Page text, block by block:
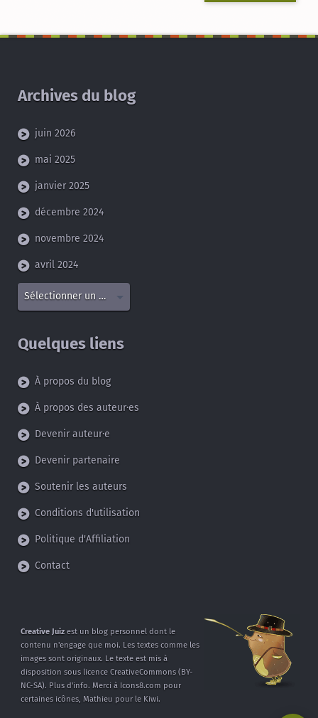
Archives du blog
juin 2026
mai 2025
janvier 2025
décembre 2024
novembre 2024
avril 2024
Sélectionner un mois
Quelques liens
À propos du blog
À propos des auteur·es
Devenir auteur·e
Devenir partenaire
Soutenir les auteurs
Conditions d'utilisation
Politique d'Affiliation
Contact
Creative Juizest un blog personnel dontle
contenu n'engage que moi. Les textes comme les
images sontoriginaux. Le texte est mis à
disposition sous licence CreativeCommons(BY-
NC-SA). Plus d'info. Merci à Icons8.com pour
certaines icônes, Mathieu pour le Kiwi.